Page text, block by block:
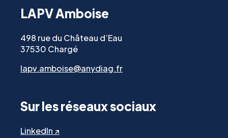
LAPV Amboise
498 rue du Château d’Eau
37530 Chargé
lapv.amboise@anydiag.fr
Sur les réseaux sociaux
LinkedIn ↗